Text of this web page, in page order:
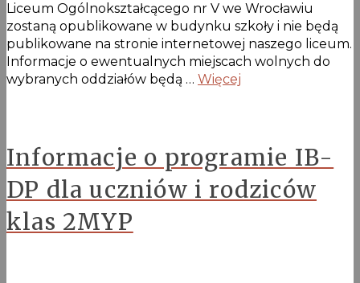
Liceum Ogólnokształcącego nr V we Wrocławiu
zostaną opublikowane w budynku szkoły i nie będą
publikowane na stronie internetowej naszego liceum.
Informacje o ewentualnych miejscach wolnych do
wybranych oddziałów będą … Więcej
Informacje o programie IB-
DP dla uczniów i rodziców
klas 2MYP